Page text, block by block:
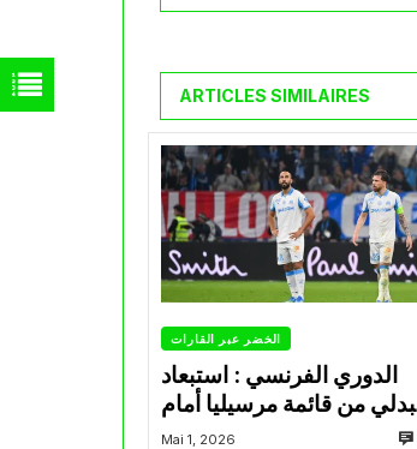
ARTICLES SIMILAIRES
الخضر عبر القارات
الدوري الفرنسي : استبعاد
من قائمة مرسيليا أمام
نانت
Mai 1, 2026